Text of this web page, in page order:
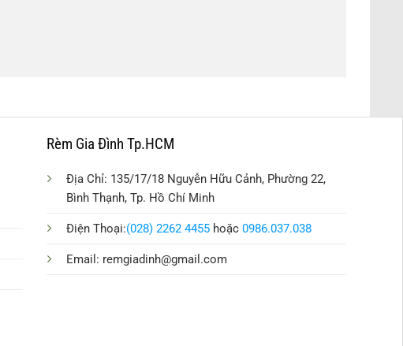
Rèm Gia Đình Tp.HCM
Địa Chỉ: 135/17/18 Nguyễn Hữu Cảnh, Phường 22,
Bình Thạnh, Tp. Hồ Chí Minh
Điện Thoại:(028) 2262 4455 hoặc 0986.037.038
Email: remgiadinh@gmail.com